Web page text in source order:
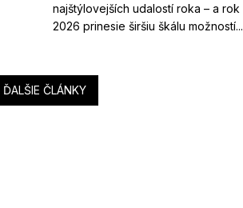
najštýlovejších udalostí roka – a rok
2026 prinesie širšiu škálu možností...
ĎALŠIE ČLÁNKY